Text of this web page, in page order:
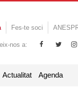
Fes-te soci
nos a:
Actualitat Agenda